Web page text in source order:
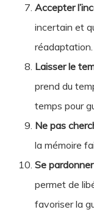
Accepter
incertain et
réadaptation.
Laisser le
prend du
temps pour
Ne pas
la mémoire
Se
permet de
favoriser la